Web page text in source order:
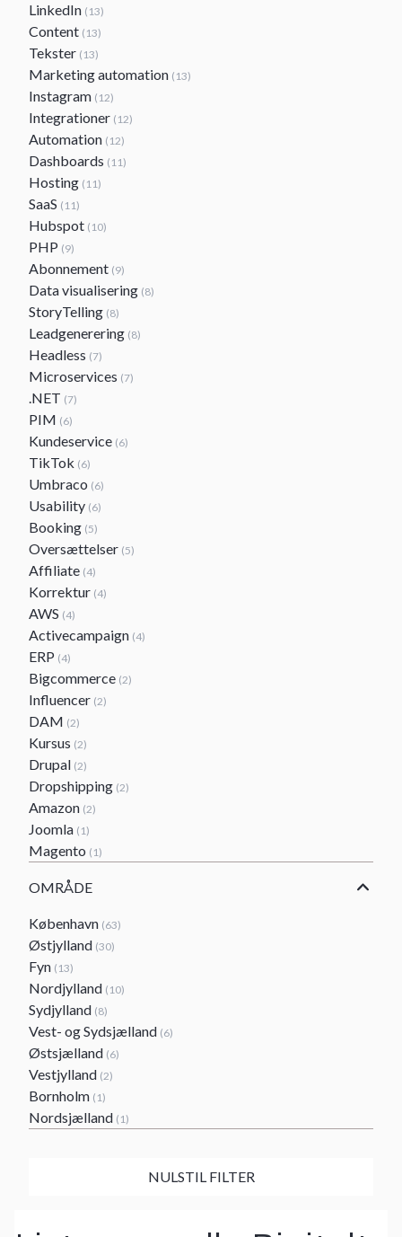
LinkedIn (13)
Content (13)
Tekster (13)
Marketing automation (13)
Instagram (12)
Integrationer (12)
Automation (12)
Dashboards (11)
Hosting (11)
SaaS (11)
Hubspot (10)
PHP (9)
Abonnement (9)
Data visualisering (8)
StoryTelling (8)
Leadgenerering (8)
Headless (7)
Microservices (7)
.NET (7)
PIM (6)
Kundeservice (6)
TikTok (6)
Umbraco (6)
Usability (6)
Booking (5)
Oversættelser (5)
Affiliate (4)
Korrektur (4)
AWS (4)
Activecampaign (4)
ERP (4)
Bigcommerce (2)
Influencer (2)
DAM (2)
Kursus (2)
Drupal (2)
Dropshipping (2)
Amazon (2)
Joomla (1)
Magento (1)
OMRÅDE
København (63)
Østjylland (30)
Fyn (13)
Nordjylland (10)
Sydjylland (8)
Vest- og Sydsjælland (6)
Østsjælland (6)
Vestjylland (2)
Bornholm (1)
Nordsjælland (1)
NULSTIL FILTER